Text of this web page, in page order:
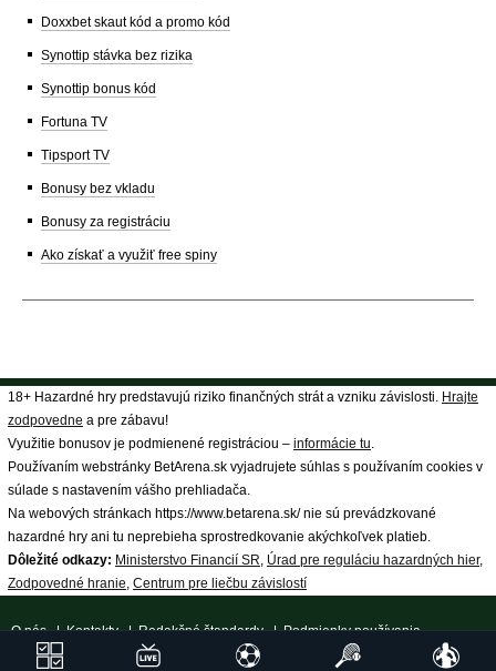
Doxxbet skaut kód a promo kód
Synottip stávka bez rizika
Synottip bonus kód
Fortuna TV
Tipsport TV
Bonusy bez vkladu
Bonusy za registráciu
Ako získať a využiť free spiny
18+ Hazardné hry predstavujú riziko finančných strát a vzniku závislosti. Hrajte
zodpovedne a pre zábavu!
Využitie bonusov je podmienené registráciou – informácie tu
Používaním webstránky BetArena.sk vyjadrujete súhlas s používaním cookies v
súlade s nastavením vášho prehliadača.
Na webových stránkach https://www.betarena.sk/ nie sú prevádzkované
hazardné hry ani tu neprebieha sprostredkovanie akýchkoľvek platieb.
Dôležité odkazy: Ministerstvo Financií SR Úrad pre reguláciu hazardných hier,
Zodpovedné hranie Centrum pre liečbu závislostí
O nás|Kontakty|Redakčné štandardy|Podmienky používania
Spracovanie osobných údajov 18+ Zodpovedné hranie